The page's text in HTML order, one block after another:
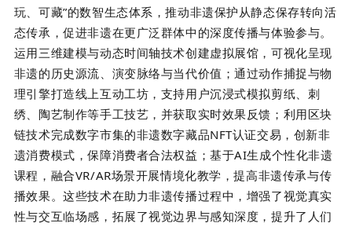
玩、可藏”的数智生态体系，推动非遗保护从静态保存转向活
态传承，促进非遗在更广泛群体中的深度传播与体验参与。
运用三维建模与动态时间轴技术创建虚拟展馆，可视化呈现
非遗的历史源流、演变脉络与当代价值；通过动作捕捉与物
理引擎打造线上互动工坊，支持用户沉浸式模拟剪纸、刺
绣、陶艺制作等手工技艺，并获取实时效果反馈；利用区块
链技术完成数字市集的非遗数字藏品NFT认证交易，创新非
遗消费模式，保障消费者合法权益；基于AI生成个性化非遗
课程，融合VR/AR场景开展情境化教学，提高非遗传承与传
播效果。这些技术在助力非遗传播过程中，增强了视觉真实
性与交互临场感，拓展了视觉边界与感知深度，提升了人们